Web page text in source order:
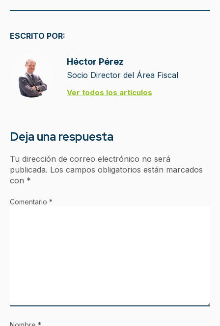
ESCRITO POR:
Héctor Pérez
Socio Director del Área Fiscal
Ver todos los artículos
Deja una respuesta
Tu dirección de correo electrónico no será
publicada. Los campos obligatorios están marcados
con *
Comentario *